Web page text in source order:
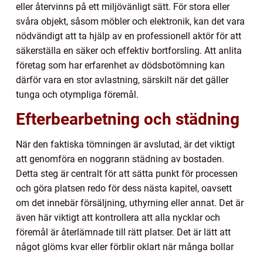
eller återvinns på ett miljövänligt sätt. För stora eller
svåra objekt, såsom möbler och elektronik, kan det vara
nödvändigt att ta hjälp av en professionell aktör för att
säkerställa en säker och effektiv bortforsling. Att anlita
företag som har erfarenhet av dödsbotömning kan
därför vara en stor avlastning, särskilt när det gäller
tunga och otympliga föremål.
Efterbearbetning och städning
När den faktiska tömningen är avslutad, är det viktigt
att genomföra en noggrann städning av bostaden.
Detta steg är centralt för att sätta punkt för processen
och göra platsen redo för dess nästa kapitel, oavsett
om det innebär försäljning, uthyrning eller annat. Det är
även här viktigt att kontrollera att alla nycklar och
föremål är återlämnade till rätt platser. Det är lätt att
något glöms kvar eller förblir oklart när många bollar